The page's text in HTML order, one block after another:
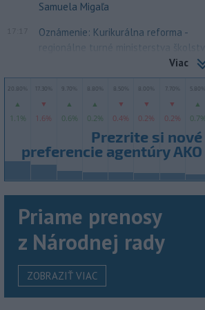
Samuela Migaľa
Oznámenie: Kurikurálna reforma -
regionálne turné ministerstva školstva
Viac
Priame prenosy
z Národnej rady
ZOBRAZIŤ VIAC